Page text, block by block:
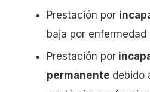
Prestación por
baja por
Prestación por
permanente debido